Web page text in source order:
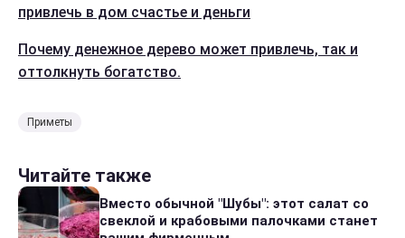
привлечь в дом счастье и деньги
Почему денежное дерево может привлечь, так и
оттолкнуть богатство.
Приметы
Читайте также
Вместо обычной "Шубы": этот салат со
свеклой и крабовыми палочками станет